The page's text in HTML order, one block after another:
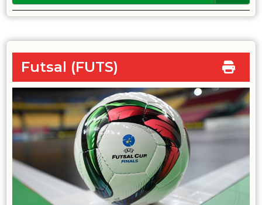
Futsal (FUTS)